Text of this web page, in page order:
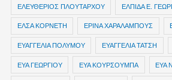
ΕΛΕΥΘΕΡΙΟΣ ΠΛΟΥΤΑΡΧΟΥ ΕΛΠΙΔΑ Ε.
ΕΛΣΑ ΚΟΡΝΕΤΗ ΕΡΙΝΑ ΧΑΡΑΛΑΜΠΟΥΣ
ΕΥΑΓΓΕΛΙΑ ΠΟΛΥΜΟΥ ΕΥΑΓΓΕΛΙΑ ΤΑΤΣΗ
ΕΥΑ ΓΕΩΡΓΙΟΥ ΕΥΑ ΚΟΥΡΣΟΥΜΠΑ ΕΥΑ